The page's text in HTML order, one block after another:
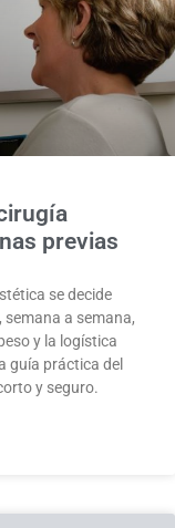
previas
se decide
a semana,
y la logística
guía práctica del
y seguro.